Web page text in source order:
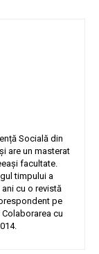
Socială din
are un masterat
facultate.
timpului a
cu o revistă
pe
cu